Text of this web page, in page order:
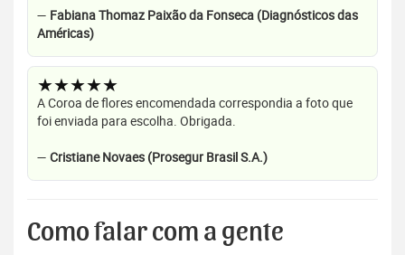
— Fabiana Thomaz Paixão da Fonseca (Diagnósticos das
Américas)
★★★★★
A Coroa de flores encomendada correspondia a foto que
foi enviada para escolha. Obrigada.
— Cristiane Novaes (Prosegur Brasil S.A.)
Como falar com a gente